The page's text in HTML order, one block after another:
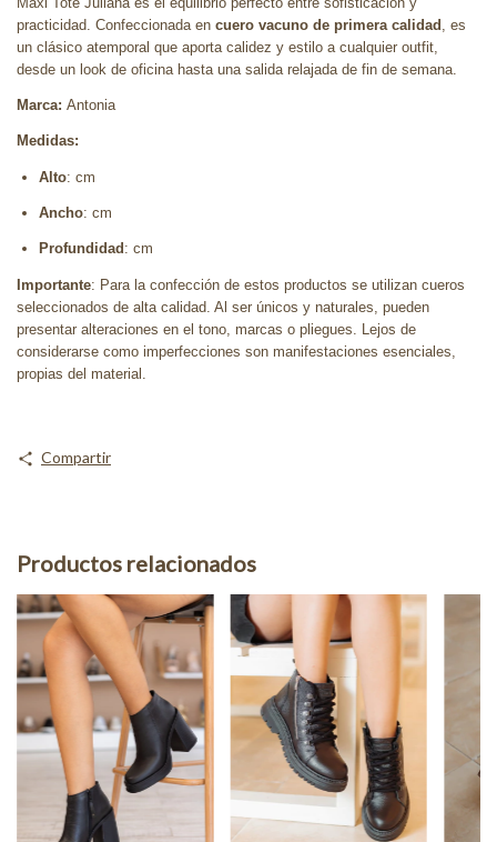
practicidad. Confeccionada en cuero vacuno de primera calidad , es
un clásico atemporal que aporta calidez y estilo a cualquier outfit,
desde un look de oficina hasta una salida relajada de fin de semana.
Marca: Antonia
Medidas:
Alto: cm
Ancho: cm
Profundidad : cm
Importante: Para la confección de estos productos se utilizan cueros
seleccionados de alta calidad. Al ser únicos y naturales, pueden
presentar alteraciones en el tono, marcas o pliegues. Lejos de
considerarse como imperfecciones son manifestaciones esenciales,
propias del material.
Compartir
Productos relacionados